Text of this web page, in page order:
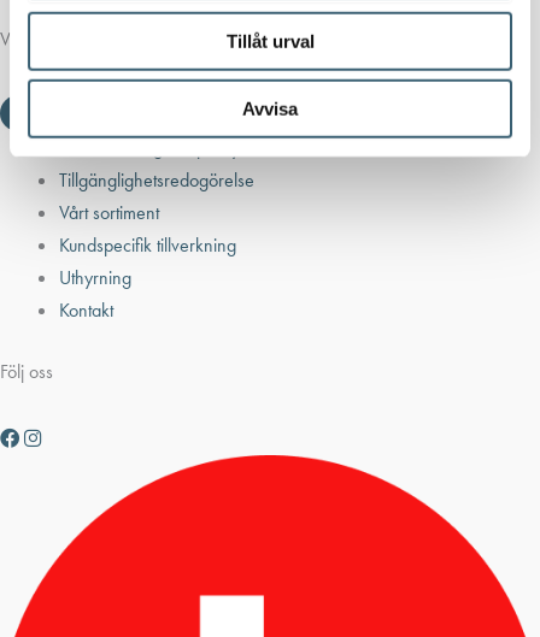
Tillåt urval
Avvisa
Viktiga länkar
Villkor & integritetspolicy
Tillgänglighetsredogörelse
Vårt sortiment
Kundspecifik tillverkning
Uthyrning
Kontakt
Följ oss